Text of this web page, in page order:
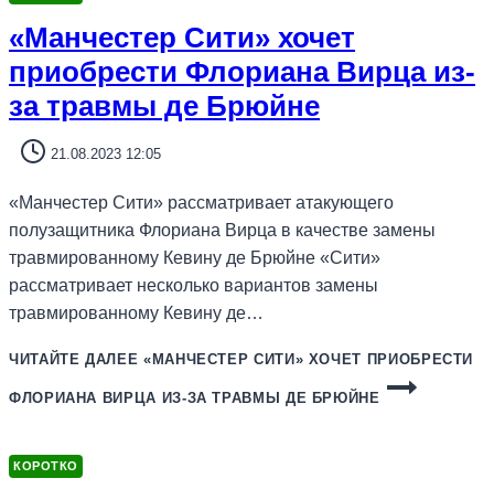
«Манчестер Сити» хочет
приобрести Флориана Вирца из-
за травмы де Брюйне
21.08.2023 12:05
«Манчестер Сити» рассматривает атакующего
полузащитника Флориана Вирца в качестве замены
травмированному Кевину де Брюйне «Сити»
рассматривает несколько вариантов замены
травмированному Кевину де…
ЧИТАЙТЕ ДАЛЕЕ «МАНЧЕСТЕР СИТИ» ХОЧЕТ ПРИОБРЕСТИ
ФЛОРИАНА ВИРЦА ИЗ-ЗА ТРАВМЫ ДЕ БРЮЙНЕ
КОРОТКО